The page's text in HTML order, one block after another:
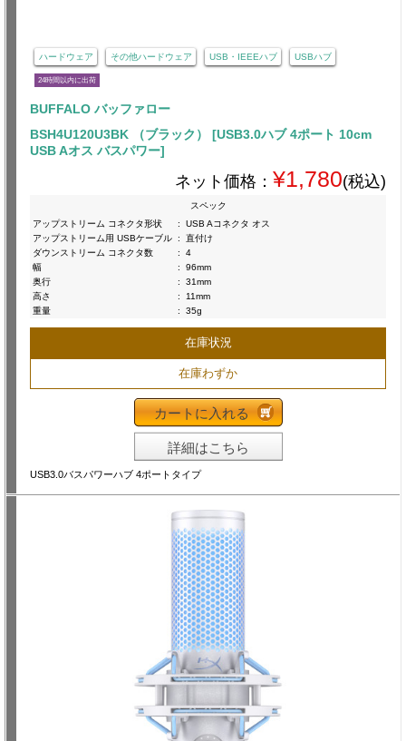
ハードウェア その他ハードウェア USB・IEEEハブ USBハブ
24時間以内に出荷
BUFFALO バッファロー
BSH4U120U3BK （ブラック） [USB3.0ハブ 4ポート 10cm
USB Aオス バスパワー]
ネット価格： ¥1,780(税込)
スペック
アップストリーム コネクタ形状
:
USB Aコネクタ オス
アップストリーム用 USBケーブル :
直付け
ダウンストリーム コネクタ数
:
4
幅
:
96mm
奥行
:
31mm
高さ
:
11mm
重量
: 35g
在庫状況
在庫わずか
カートに入れる
詳細はこちら
USB3.0バスパワーハブ 4ポートタイプ